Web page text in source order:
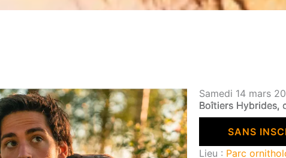
Samedi 14 mars
Boîtiers Hybrides,
SANS
Lieu : Parc